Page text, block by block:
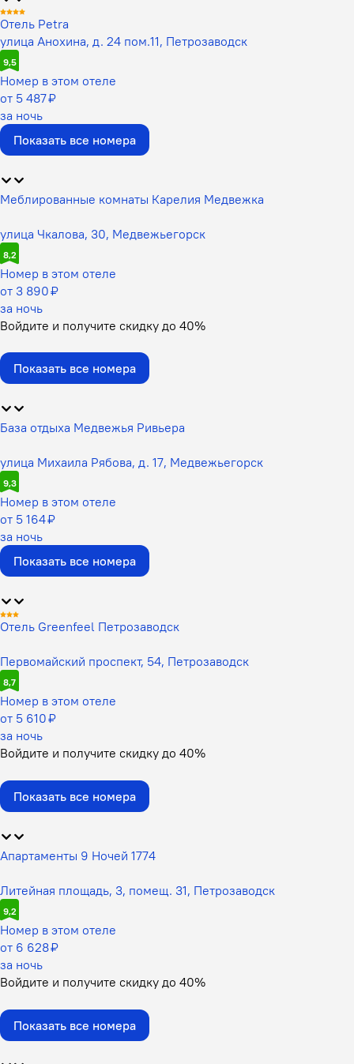
Отель Petra
улица Анохина, д. 24 пом.11, Петрозаводск
9,5
Номер в этом отеле
от 5 487 ₽
за ночь
Показать все номера
Меблированные комнаты Карелия Медвежка
улица Чкалова, 30, Медвежьегорск
8,2
Номер в этом отеле
от 3 890 ₽
за ночь
Войдите и получите скидку до 40%
Показать все номера
База отдыха Медвежья Ривьера
улица Михаила Рябова, д. 17, Медвежьегорск
9,3
Номер в этом отеле
от 5 164 ₽
за ночь
Показать все номера
Отель Greenfeel Петрозаводск
Первомайский проспект, 54, Петрозаводск
8,7
Номер в этом отеле
от 5 610 ₽
за ночь
Войдите и получите скидку до 40%
Показать все номера
Апартаменты 9 Ночей 1774
Литейная площадь, 3, помещ. 31, Петрозаводск
9,2
Номер в этом отеле
от 6 628 ₽
за ночь
Войдите и получите скидку до 40%
Показать все номера